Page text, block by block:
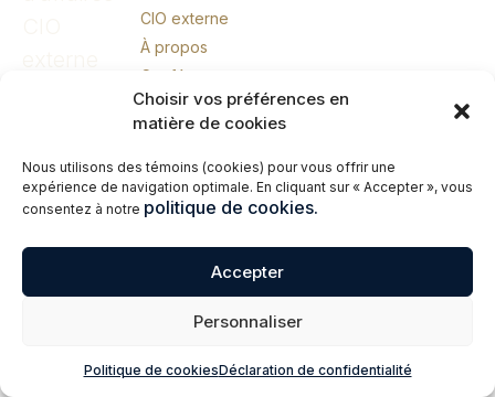
Choisir vos préférences en
matière de cookies
Nous utilisons des témoins (cookies) pour vous offrir une
expérience de navigation optimale. En cliquant sur « Accepter », vous
consentez à notre politique de cookies.
Accepter
Personnaliser
Politique de cookiesDéclaration de confidentialité
CIO externe
À propos
Conférences
Livres
Me joindre
English
Tous droits réservés.